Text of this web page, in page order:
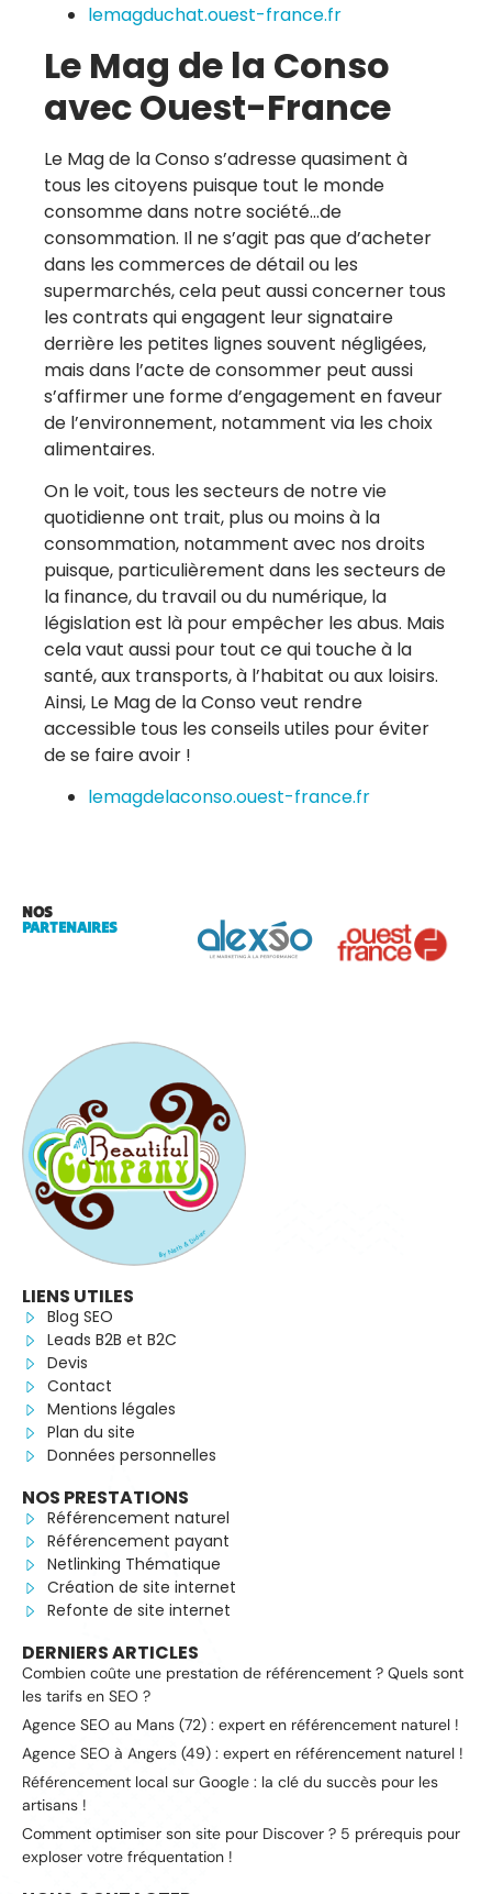
lemagduchat.ouest-france.fr
Le Mag de la Conso
avec Ouest-France
Le Mag de la Conso s’adresse quasiment à
tous les citoyens puisque tout le monde
consomme dans notre société…de
consommation. Il ne s’agit pas que d’acheter
dans les commerces de détail ou les
supermarchés, cela peut aussi concerner tous
les contrats qui engagent leur signataire
derrière les petites lignes souvent négligées,
mais dans l’acte de consommer peut aussi
s’affirmer une forme d’engagement en faveur
de l’environnement, notamment via les choix
alimentaires.
On le voit, tous les secteurs de notre vie
quotidienne ont trait, plus ou moins à la
consommation, notamment avec nos droits
puisque, particulièrement dans les secteurs de
la finance, du travail ou du numérique, la
législation est là pour empêcher les abus. Mais
cela vaut aussi pour tout ce qui touche à la
santé, aux transports, à l’habitat ou aux loisirs.
Ainsi, Le Mag de la Conso veut rendre
accessible tous les conseils utiles pour éviter
de se faire avoir !
lemagdelaconso.ouest-france.fr
NOS
PARTENAIRES
LIENS UTILES
Blog SEO
Leads B2B et B2C
Devis
Contact
Mentions légales
Plan du site
Données personnelles
NOS PRESTATIONS
Référencement naturel
Référencement payant
Netlinking Thématique
Création de site internet
Refonte de site internet
DERNIERS ARTICLES
Combien coûte une prestation de référencement ? Quels sont
les tarifs en SEO ?
Agence SEO au Mans (72) : expert en référencement naturel !
Agence SEO à Angers (49) : expert en référencement naturel !
Référencement local sur Google : la clé du succès pour les
artisans !
Comment optimiser son site pour Discover ? 5 prérequis pour
exploser votre fréquentation !